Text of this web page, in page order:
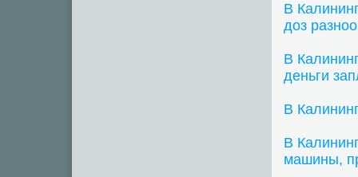
В
доз
В
деньги
В
В
машины,